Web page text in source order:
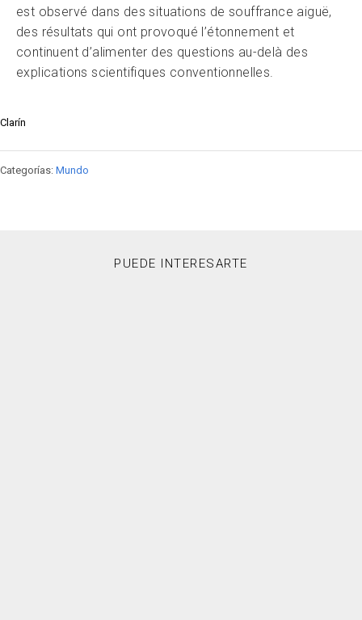
est observé dans des situations de souffrance aiguë,
des résultats qui ont provoqué l’étonnement et
continuent d’alimenter des questions au-delà des
explications scientifiques conventionnelles.
Clarín
Categorías: Mundo
PUEDE INTERESARTE